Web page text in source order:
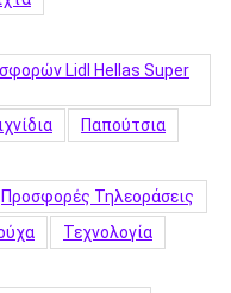
Lidl Hellas Super
Παπούτσια
Προσφορές Τηλεοράσεις
Τεχνολογία